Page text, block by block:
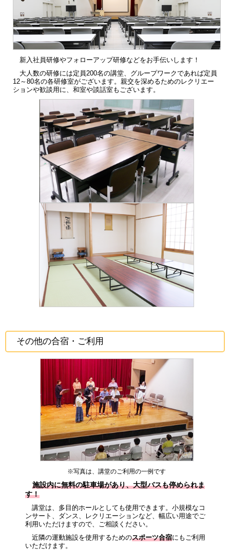
新入社員研修やフォローアップ研修などをお手伝いします！
大人数の研修には定員200名の講堂、グループワークであれば定員
12～80名の各研修室がございます。親交を深めるためのレクリエー
ションや歓談用に、和室や談話室もございます。
その他の合宿・ご利用
※写真は、講堂のご利用の一例です
施設内に無料の駐車場があり、大型バスも停められま
す！
講堂は、多目的ホールとしても使用できます。小規模なコ
ンサート、ダンス、レクリエーションなど、幅広い用途でご
利用いただけますので、ご相談ください。
近隣の運動施設を使用するためのスポーツ合宿にもご利用
いただけます。